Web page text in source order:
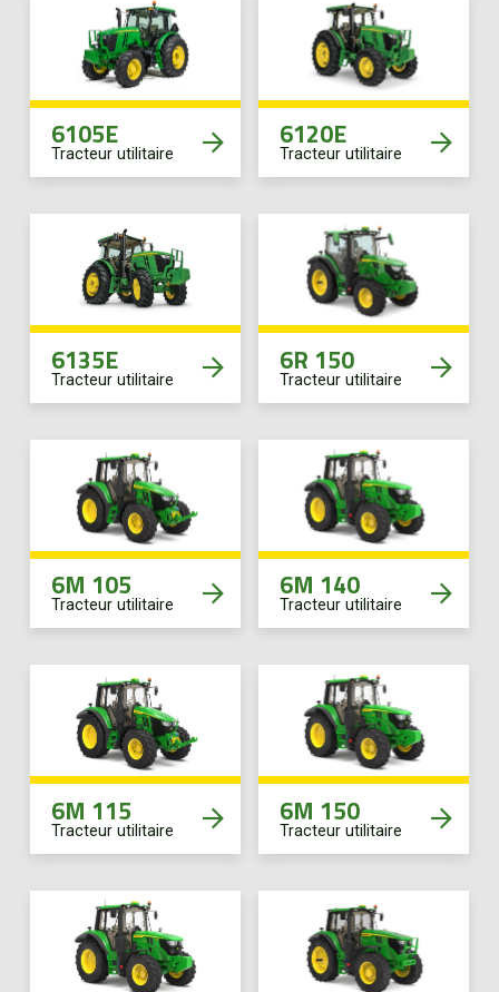
6105E
Tracteur utilitaire
6120E
Tracteur utilitaire
6135E
Tracteur utilitaire
6R 150
Tracteur utilitaire
6M 105
Tracteur utilitaire
6M 140
Tracteur utilitaire
6M 115
Tracteur utilitaire
6M 150
Tracteur utilitaire